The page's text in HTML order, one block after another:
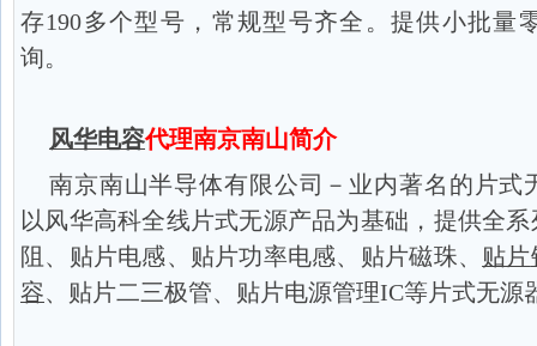
存190多个型号，常规型号齐全。提供小批量
询。
风华电容代理南京南山简介
南京南山半导体有限公司－业内著名的片式
以风华高科全线片式无源产品为基础，提供全
阻、贴片电感、贴片功率电感、贴片磁珠、 贴片
容、贴片二三极管、贴片电源管理IC等片式无源